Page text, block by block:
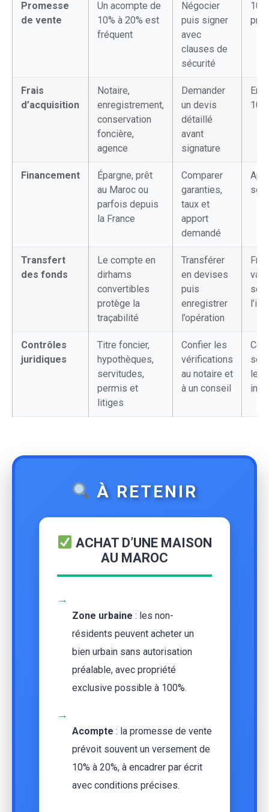
Promesse
de vente
Un acompte de
10% à 20% est
fréquent
Négocier
puis signer
avec
clauses de
sécurité
prix
Frais
d’acquisition
Notaire,
enregistrement,
conservation
foncière,
agence
Demander
un devis
détaillé
avant
signature
10%
Financement
Épargne, prêt
au Maroc ou
parfois depuis
la France
Comparer
garanties,
taux et
apport
demandé
Transfert
des fonds
Le compte en
dirhams
convertibles
protège la
traçabilité
Transférer
en devises
puis
enregistrer
l’opération
Contrôles
juridiques
Titre foncier,
hypothèques,
servitudes,
permis et
litiges
Confier les
vérifications
au notaire et
à un conseil
les
À RETENIR
ACHAT D’UNE MAISON
AU MAROC
→
Zone urbaine : les non-
résidents peuvent acheter un
bien urbain sans autorisation
préalable, avec propriété
exclusive possible à 100%.
→
Acompte : la promesse de vente
prévoit souvent un versement de
10% à 20%, à encadrer par écrit
avec conditions précises.